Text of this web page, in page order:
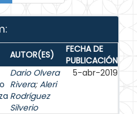
AUTOR(ES)
FECHA DE
PUBLICACIÓN
Dario Olvera
Rivera;Aleri
Rodríguez
Silverio
5-abr-2019